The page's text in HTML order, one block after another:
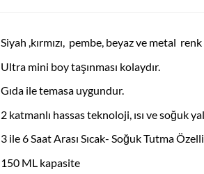
Siyah ,kırmızı, pembe, beyaz ve metal
Ultra mini boy taşınması kolaydır.
Gıda ile temasa uygundur.
2 katmanlı hassas teknoloji, ısı ve soğuk
3 ile 6 Saat Arası Sıcak- Soğuk Tutma
150 ML kapasite